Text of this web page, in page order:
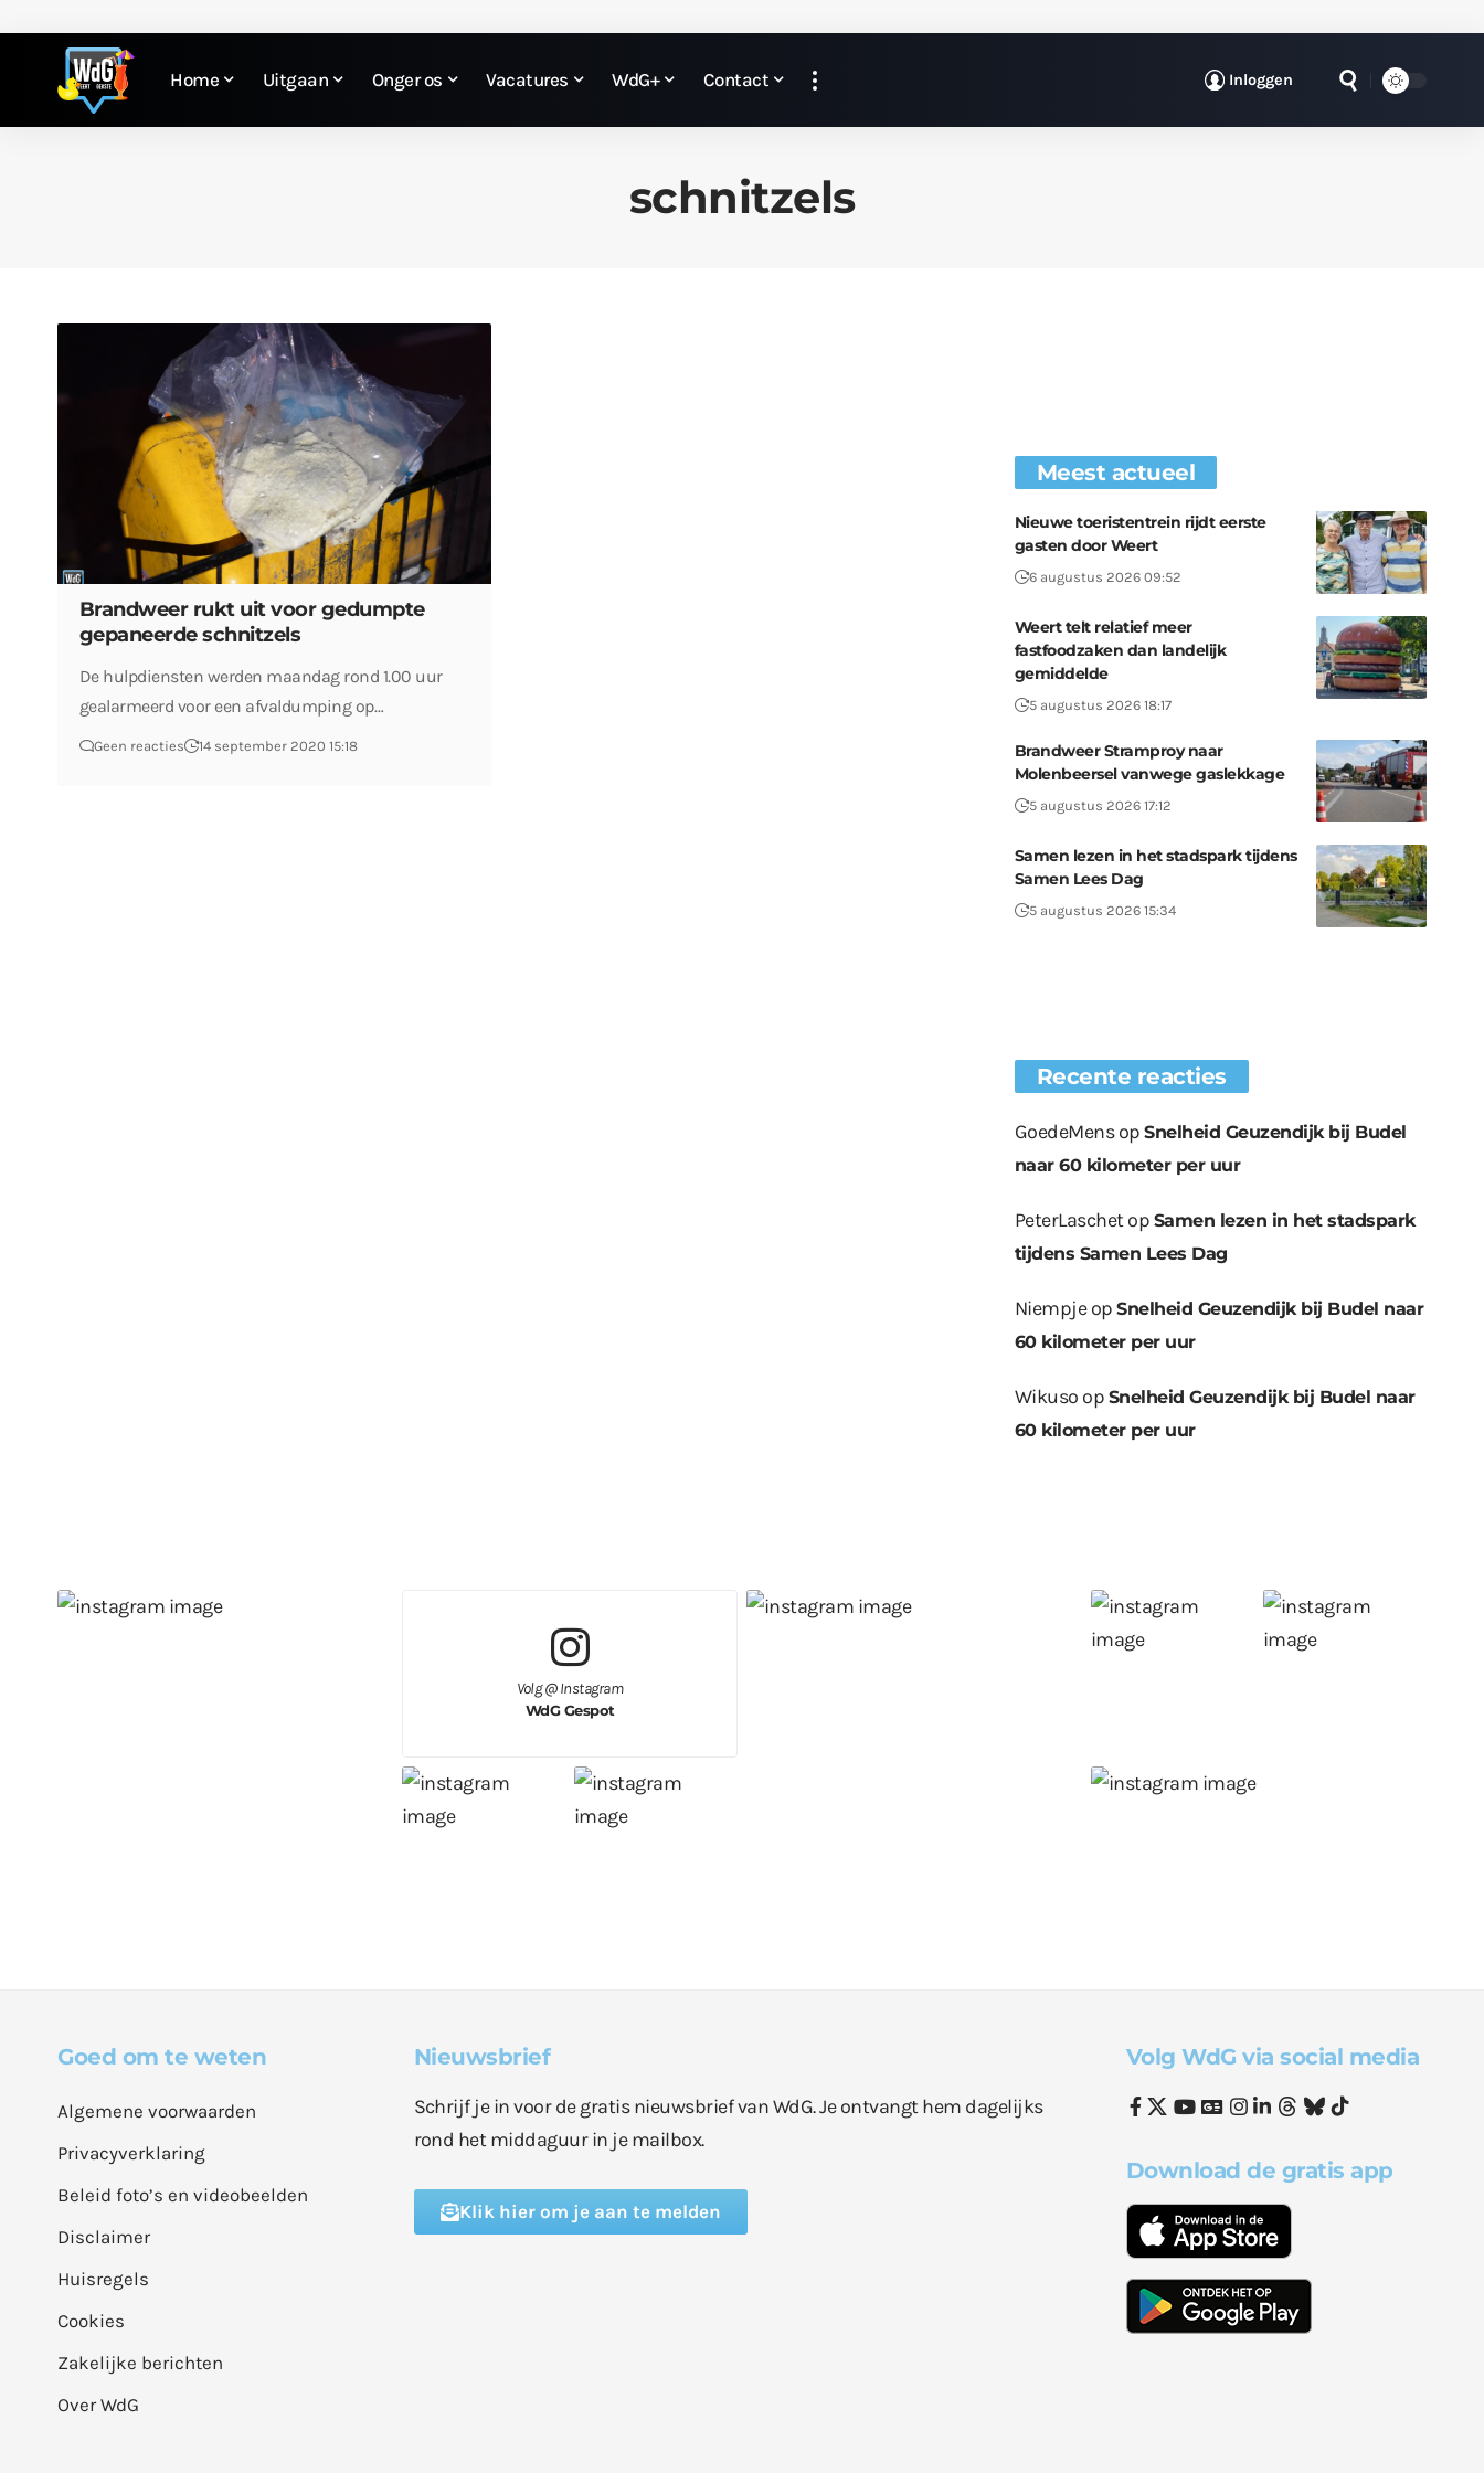
Home Uitgaan Onger os Vacatures WdG+ Contact Inloggen
schnitzels
Brandweer rukt uit voor gedumpte
gepaneerde schnitzels
De hulpdiensten werden maandag rond 1.00 uur
gealarmeerd voor een afvaldumping op…
Geen reacties 14 september 2020 15:18
Meest actueel
Nieuwe toeristentrein rijdt eerste
gasten door Weert
6 augustus 2026 09:52
Weert telt relatief meer
fastfoodzaken dan landelijk
gemiddelde
5 augustus 2026 18:17
Brandweer Stramproy naar
Molenbeersel vanwege gaslekkage
5 augustus 2026 17:12
Samen lezen in het stadspark tijdens
Samen Lees Dag
5 augustus 2026 15:34
Recente reacties
GoedeMensopSnelheid Geuzendijk bij Budel
naar 60 kilometer per uur
PeterLaschetop Samen lezen in het stadspark
tijdens Samen Lees Dag
NiempjeopSnelheid Geuzendijk bij Budel naar
60 kilometer per uur
Wikuso op Snelheid Geuzendijk bij Budel naar
60 kilometer per uur
Volg @ Instagram
WdG Gespot
Goed om te weten
Algemene voorwaarden
Privacyverklaring
Beleid foto’s en videobeelden
Disclaimer
Huisregels
Cookies
Zakelijke berichten
Over WdG
Nieuwsbrief
Schrijf je in voor de gratis nieuwsbrief van WdG. Je ontvangt hem dagelijks
rond het middaguur in je mailbox.
Klik hier om je aan te melden
Volg WdG via social media
Download de gratis app